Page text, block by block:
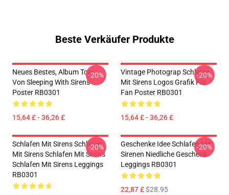
Beste Verkäufer Produkte
Neues Bestes, Album Tour
Von Sleeping With Sirens
Poster RB0301
15,64 £ - 36,26 £
-20%
Vintage Photograp Schlafen
Mit Sirens Logos Grafik Für
Fan Poster RB0301
15,64 £ - 36,26 £
-20%
Schlafen Mit Sirens Schlafen
Mit Sirens Schlafen Mit Sirens
Schlafen Mit Sirens Leggings
RB0301
-20%
Geschenke Idee Schlafen Mit
Sirenen Niedliche Geschenk
Leggings RB0301
22,87 £$28.95
-20%